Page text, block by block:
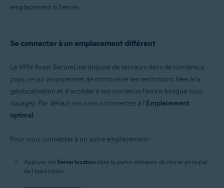
emplacement si besoin.
Se connecter à un emplacement différent
Le VPN Avast SecureLine dispose de serveurs dans de nombreux
pays, ce qui vous permet de contourner les restrictions liées à la
géolocalisation et d’accéder à vos contenus favoris lorsque vous
voyagez. Par défaut, vous vous connectez à l’Emplacement
optimal.
Pour vous connecter à un autre emplacement :
Appuyez sur Server location dans la partie inférieure de l’écran principal
de l’application.